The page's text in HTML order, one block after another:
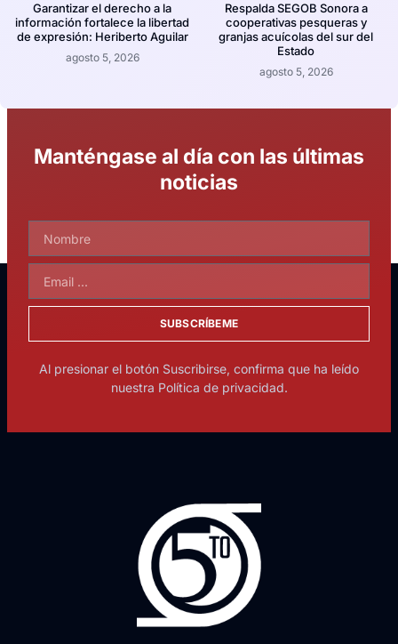
Garantizar el derecho a la
información fortalece la libertad
de expresión: Heriberto Aguilar
agosto 5, 2026
Respalda SEGOB Sonora a
cooperativas pesqueras y
granjas acuícolas del sur del
Estado
agosto 5, 2026
Manténgase al día con las últimas
noticias
SUBSCRÍBEME
Al presionar el botón Suscribirse, confirma que ha leído
nuestra Política de privacidad.